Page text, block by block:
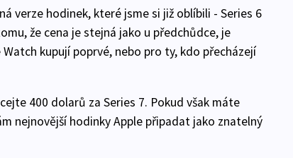
verze hodinek, které jsme si již oblíbili - Series 6
že cena je stejná jako u předchůdce, je
kupují poprvé, nebo pro ty, kdo přecházejí
400 dolarů za Series 7. Pokud však máte
nejnovější hodinky Apple připadat jako znatelný